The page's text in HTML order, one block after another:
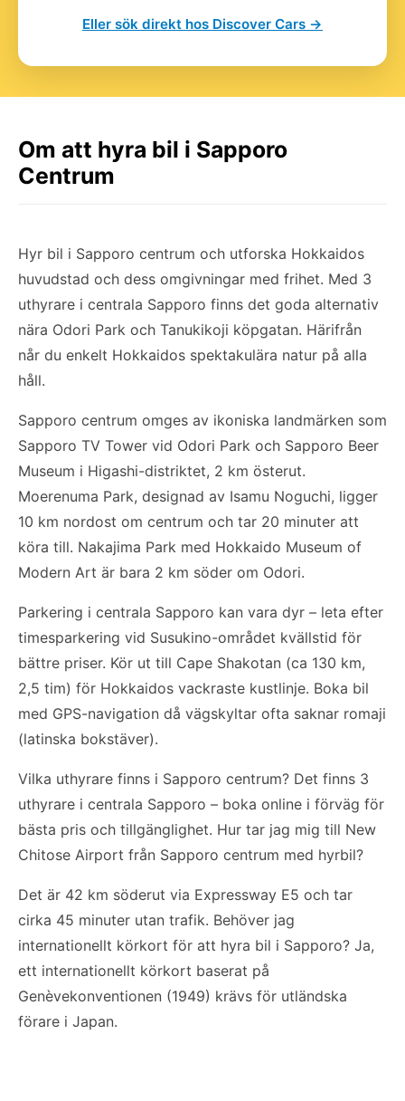
Eller sök direkt hos Discover Cars →
Om att hyra bil i Sapporo
Centrum
Hyr bil i Sapporo centrum och utforska Hokkaidos
huvudstad och dess omgivningar med frihet. Med 3
uthyrare i centrala Sapporo finns det goda alternativ
nära Odori Park och Tanukikoji köpgatan. Härifrån
når du enkelt Hokkaidos spektakulära natur på alla
håll.
Sapporo centrum omges av ikoniska landmärken som
Sapporo TV Tower vid Odori Park och Sapporo Beer
Museum i Higashi-distriktet, 2 km österut.
Moerenuma Park, designad av Isamu Noguchi, ligger
10 km nordost om centrum och tar 20 minuter att
köra till. Nakajima Park med Hokkaido Museum of
Modern Art är bara 2 km söder om Odori.
Parkering i centrala Sapporo kan vara dyr – leta efter
timesparkering vid Susukino-området kvällstid för
bättre priser. Kör ut till Cape Shakotan (ca 130 km,
2,5 tim) för Hokkaidos vackraste kustlinje. Boka bil
med GPS-navigation då vägskyltar ofta saknar romaji
(latinska bokstäver).
Vilka uthyrare finns i Sapporo centrum? Det finns 3
uthyrare i centrala Sapporo – boka online i förväg för
bästa pris och tillgänglighet. Hur tar jag mig till New
Chitose Airport från Sapporo centrum med hyrbil?
Det är 42 km söderut via Expressway E5 och tar
cirka 45 minuter utan trafik. Behöver jag
internationellt körkort för att hyra bil i Sapporo? Ja,
ett internationellt körkort baserat på
Genèvekonventionen (1949) krävs för utländska
förare i Japan.